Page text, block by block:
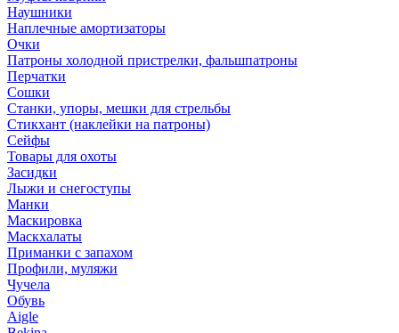
Наушники
Наплечные амортизаторы
Очки
Патроны холодной пристрелки, фальшпатроны
Перчатки
Сошки
Станки, упоры, мешки для стрельбы
Стикхант (наклейки на патроны)
Сейфы
Товары для охоты
Засидки
Лыжи и снегоступы
Манки
Маскировка
Маскхалаты
Приманки с запахом
Профили, муляжи
Чучела
Обувь
Aigle